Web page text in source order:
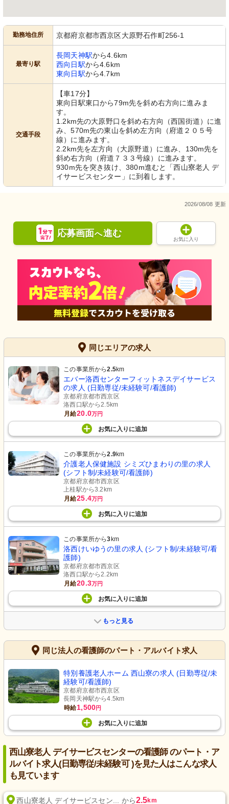
勤務地住所 京都府京都市西京区大原野石作町256-1
最寄り駅
長岡天神駅から4.6km
西向日駅から4.6km
東向日駅から4.7km
交通手段
【車17分】
東向日駅東口から79m先を斜め右方向に進みま
す。
1.2km先の大原野口を斜め右方向（西国街道）に進
み、570m先の東山を斜め左方向（府道２０５号
線）に進みます。
2.2km先を左方向（大原野道）に進み、130m先を
斜め右方向（府道７３３号線）に進みます。
930m先を突き抜け、380m進むと「西山寮老人 デ
イサービスセンター」に到着します。
2026/08/08 更新
応募画面へ進む
お気に入り
同じエリアの求人
この事業所から2.5km
エバー洛西センターフィットネスデイサービス
の求人 (日勤専従/未経験可/看護師)
京都府京都市西京区
洛西口駅から2.5km
月給20.0万円
お気に入り に追加
この事業所から2.9km
介護老人保健施設 シミズひまわりの里の求人
(シフト制/未経験可/看護師)
京都府京都市西京区
上桂駅から3.2km
月給25.4万円
お気に入り に追加
この事業所から3 km
洛西けいゆうの里の求人 (シフト制/未経験可/看
護師)
京都府京都市西京区
洛西口駅から2.2km
月給20.3万円
お気に入り に追加
もっと見る
同じ法人の看護師のパート・アルバイト求人
特別養護老人ホーム 西山寮の求人 (日勤専従/未
経験可/看護師)
京都府京都市西京区
長岡天神駅から4.5km
時給1,500円
お気に入り に追加
西山寮老人 デイサービスセンターの看護師 のパート・ア
ルバイト求人(日勤専従/未経験可 )を見た人はこんな求人
も見ています
西山寮老人 デイサービスセン... から2.5km